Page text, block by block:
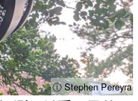
ⓘ Stephen Pereyra